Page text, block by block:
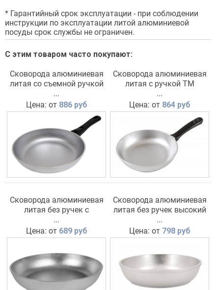
* Гарантийный срок эксплуатации - при соблюдении
инструкции по эксплуатации литой алюминиевой
посуды срок службы не ограничен.
С этим товаром часто покупают:
Сковорода алюминиевая
литая со съемной ручкой
ТМ Кукмара
...
Цена: от 886 руб
Сковорода алюминиевая
литая с ручкой ТМ
Кукмара
...
Цена: от 864 руб
Сковорода алюминиевая
литая без ручек c
высоким бортом ТМ
Кукмара
...
Цена: от 689 руб
Сковорода алюминиевая
литая без ручек высокий
борт ТМ Кукмара
...
Цена: от 798 руб